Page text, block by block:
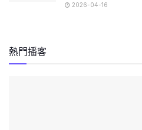
2026-04-16
熱門播客